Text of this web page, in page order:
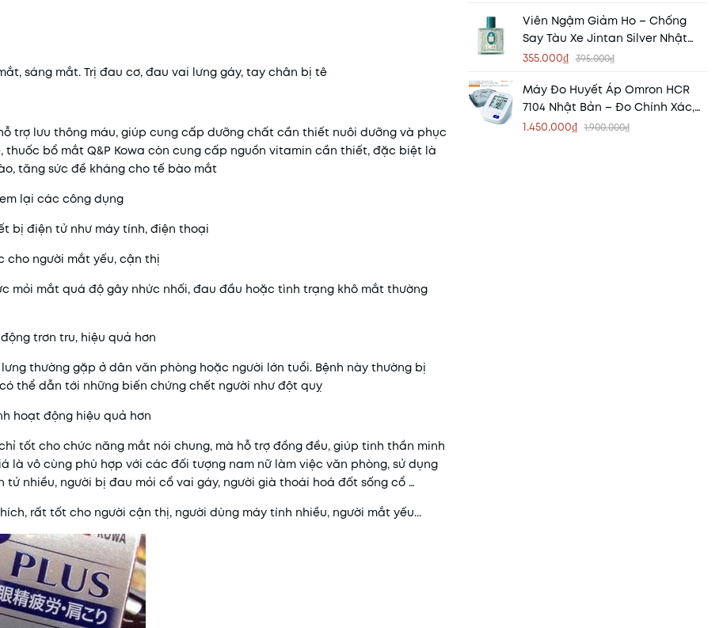
sáng mắt. Trị đau cơ, đau vai lưng gáy, tay chân bị tê
trợ lưu thông máu, giúp cung cấp dưỡng chất cần thiết nuôi dưỡng và phục
bổ mắt Q&P Kowa còn cung cấp nguồn vitamin cần thiết, đặc biệt là
tăng sức đề kháng cho tế bào mắt
lại các công dụng
bị điện tử như máy tính, điện thoại
cho người mắt yếu, cận thị
mỏi mắt quá độ gây nhức nhối, đau đầu hoặc tình trạng khô mắt thường
trơn tru, hiệu quả hơn
thường gặp ở dân văn phòng hoặc người lớn tuổi. Bệnh này thường bị
thể dẫn tới những biến chứng chết người như đột quỵ
hoạt động hiệu quả hơn
tốt cho chức năng mắt nói chung, mà hỗ trợ đồng đều, giúp tinh thần minh
là vô cùng phù hợp với các đối tượng nam nữ làm việc văn phòng, sử dụng
nhiều, người bị đau mỏi cổ vai gáy, người già thoái hoá đốt sống cổ …
rất tốt cho người cận thị, người dùng máy tính nhiều, người mắt yếu...
Viên Ngậm Giảm Ho – Chống
Say Tàu Xe Jintan Silver Nhật
Bản 3250v
355.000₫ 395.000₫
Máy Đo Huyết Áp Omron HCR
7104 Nhật Bản – Đo Chính Xác,
Dễ Sử Dụng Tại Nhà
1.450.000₫ 1.900.000₫